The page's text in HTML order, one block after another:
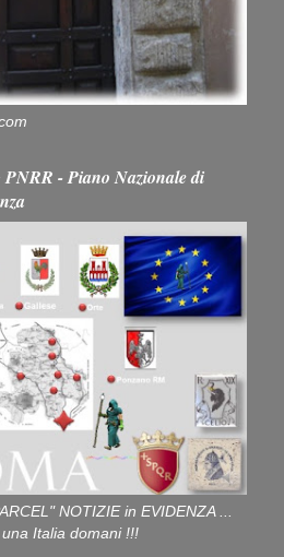
- Piano Nazionale di
NOTIZIE in EVIDENZA ...
Italia domani !!!